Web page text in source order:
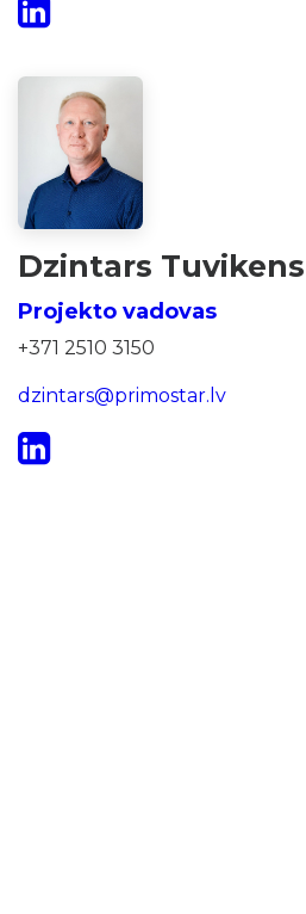
Dzintars Tuvikens
Projekto vadovas
+371 2510 3150
dzintars@primostar.lv